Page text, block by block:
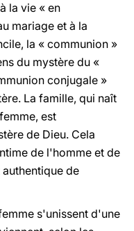
la vie « en
mariage et à la
la « communion »
du mystère du «
conjugale »
La famille, qui naît
est
de Dieu. Cela
de l'homme et de
de
s'unissent d'une